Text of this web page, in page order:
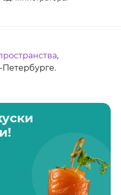
,
Петербурге.